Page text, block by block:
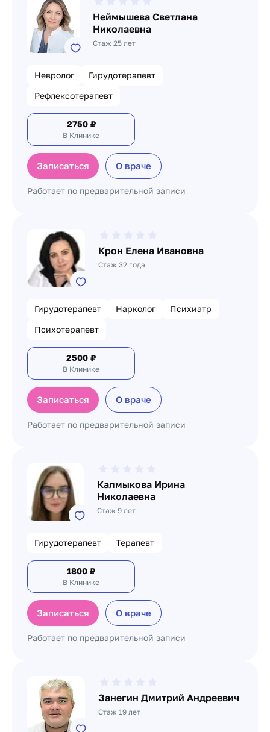
Неймышева Светлана
Николаевна
Стаж 25 лет
Невролог
Гирудотерапевт
Рефлексотерапевт
2750₽
В Клинике
Записаться О враче
Работает по предварительной записи
Крон Елена Ивановна
Стаж 32 года
Гирудотерапевт Нарколог
Психиатр
Психотерапевт
2500 ₽
В Клинике
Записаться О враче
Работает по предварительной записи
Калмыкова Ирина
Николаевна
Стаж 9 лет
Гирудотерапевт Терапевт
1800 ₽
В Клинике
Записаться О враче
Работает по предварительной записи
Занегин Дмитрий Андреевич
Стаж 19 лет